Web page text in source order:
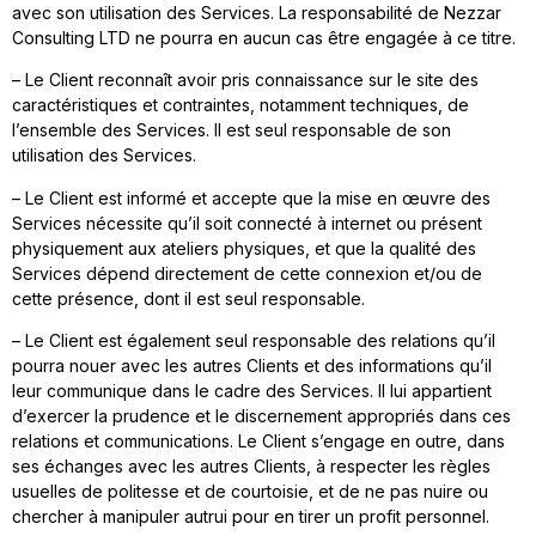
avec son utilisation des Services. La responsabilité de Nezzar
Consulting LTD ne pourra en aucun cas être engagée à ce titre.
– Le Client reconnaît avoir pris connaissance sur le site des
caractéristiques et contraintes, notamment techniques, de
l’ensemble des Services. Il est seul responsable de son
utilisation des Services.
– Le Client est informé et accepte que la mise en œuvre des
Services nécessite qu’il soit connecté à internet ou présent
physiquement aux ateliers physiques, et que la qualité des
Services dépend directement de cette connexion et/ou de
cette présence, dont il est seul responsable.
– Le Client est également seul responsable des relations qu’il
pourra nouer avec les autres Clients et des informations qu’il
leur communique dans le cadre des Services. Il lui appartient
d’exercer la prudence et le discernement appropriés dans ces
relations et communications. Le Client s’engage en outre, dans
ses échanges avec les autres Clients, à respecter les règles
usuelles de politesse et de courtoisie, et de ne pas nuire ou
chercher à manipuler autrui pour en tirer un profit personnel.